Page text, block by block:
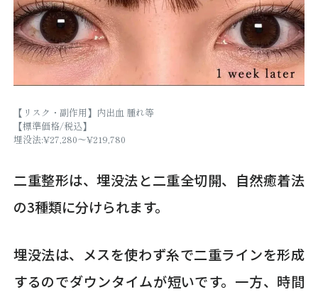
【リスク・副作用】内出血 腫れ等
【標準価格/税込】
埋没法:¥27,280～¥219,780
二重整形は、埋没法と二重全切開、自然癒着法
の3種類に分けられます。
埋没法は、メスを使わず糸で二重ラインを形成
するのでダウンタイムが短いです。一方、時間